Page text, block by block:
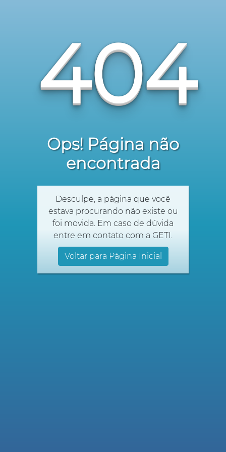
404
Ops! Página não
encontrada
Desculpe, a página que você
estava procurando não existe ou
foi movida. Em caso de dúvida
entre em contato com a GETI.
Voltar para Página Inicial